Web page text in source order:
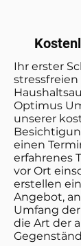
Ihr erster
Optimus
unserer
einen
erfahrenes
vor Ort
erstellen
Angebot,
Umfang
die Art der